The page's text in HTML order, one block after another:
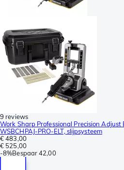
9 reviews
Work Sharp Professional Precision Adjust
WSBCHPAJ-PRO-ELT, slijpsysteem
€ 483,00
€ 525,00
-8%Bespaar42,00